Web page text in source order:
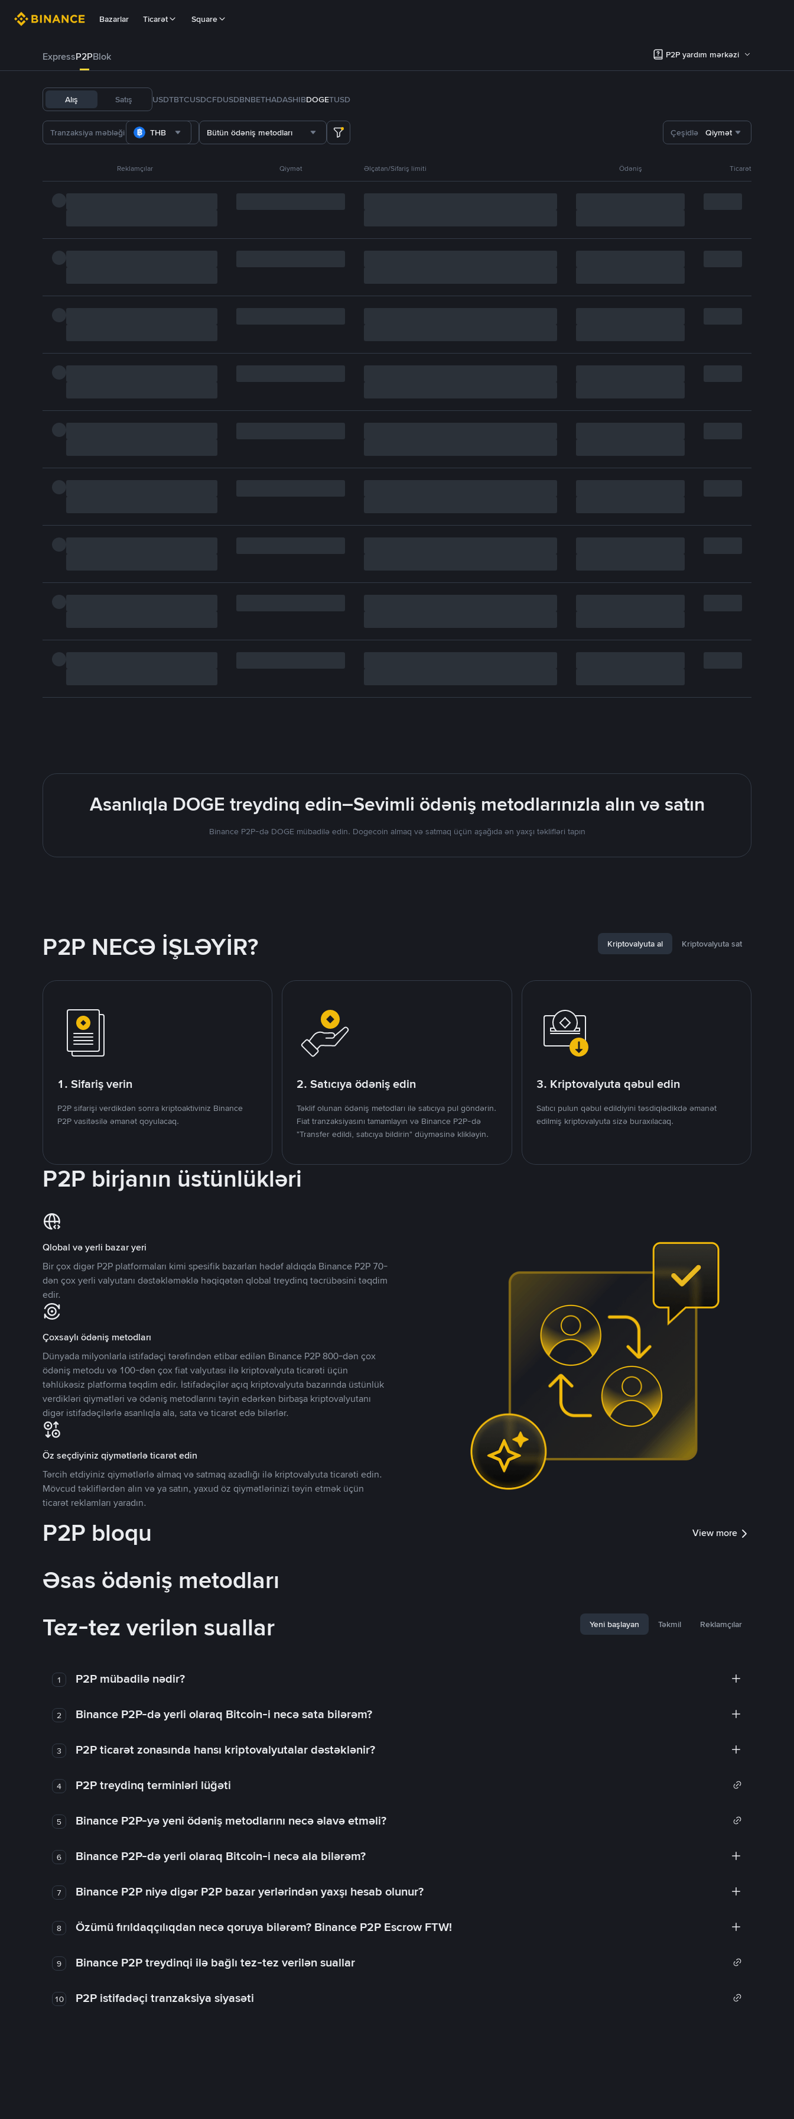
Bazarlar Ticarət Square
ExpressP2PBlok P2P yardım mərkəzi
Alış Satış USDTBTCUSDCFDUSDBNBETHADASHIBDOGETUSD
THB Bütün ödəniş metodları Çeşidlə Qiymət
Reklamçılar Qiymət Əlçatan/Sifariş limiti Ödəniş Ticarət
Asanlıqla DOGE treydinq edin–Sevimli ödəniş metodlarınızla alın və satın
Binance P2P-də DOGE mübadilə edin. Dogecoin almaq və satmaq üçün aşağıda ən yaxşı təklifləri tapın
P2P NECƏ İŞLƏYİR? Kriptovalyuta al Kriptovalyuta sat
1. Sifariş verin
P2P sifarişi verdikdən sonra kriptoaktiviniz Binance
P2P vasitəsilə əmanət qoyulacaq.
2. Satıcıya ödəniş edin
Təklif olunan ödəniş metodları ilə satıcıya pul göndərin.
Fiat tranzaksiyasını tamamlayın və Binance P2P-də
"Transfer edildi, satıcıya bildirin" düyməsinə klikləyin.
3. Kriptovalyuta qəbul edin
Satıcı pulun qəbul edildiyini təsdiqlədikdə əmanət
edilmiş kriptovalyuta sizə buraxılacaq.
P2P birjanın üstünlükləri
Qlobal və yerli bazar yeri
Bir çox digər P2P platformaları kimi spesifik bazarları hədəf aldıqda Binance P2P 70-
dən çox yerli valyutanı dəstəkləməklə həqiqətən qlobal treydinq təcrübəsini təqdim
edir.
Çoxsaylı ödəniş metodları
Dünyada milyonlarla istifadəçi tərəfindən etibar edilən Binance P2P 800-dən çox
ödəniş metodu və 100-dən çox fiat valyutası ilə kriptovalyuta ticarəti üçün
təhlükəsiz platforma təqdim edir. İstifadəçilər açıq kriptovalyuta bazarında üstünlük
verdikləri qiymətləri və ödəniş metodlarını təyin edərkən birbaşa kriptovalyutanı
digər istifadəçilərlə asanlıqla ala, sata və ticarət edə bilərlər.
Öz seçdiyiniz qiymətlərlə ticarət edin
Tərcih etdiyiniz qiymətlərlə almaq və satmaq azadlığı ilə kriptovalyuta ticarəti edin.
Mövcud təkliflərdən alın və ya satın, yaxud öz qiymətlərinizi təyin etmək üçün
ticarət reklamları yaradın.
P2P bloqu View more
Əsas ödəniş metodları
Tez-tez verilən suallar
Yeni başlayan Təkmil Reklamçılar
1 P2P mübadilə nədir?
2 Binance P2P-də yerli olaraq Bitcoin-i necə sata bilərəm?
3 P2P ticarət zonasında hansı kriptovalyutalar dəstəklənir?
4 P2P treydinq terminləri lüğəti
5 Binance P2P-yə yeni ödəniş metodlarını necə əlavə etməli?
6 Binance P2P-də yerli olaraq Bitcoin-i necə ala bilərəm?
7 Binance P2P niyə digər P2P bazar yerlərindən yaxşı hesab olunur?
8 Özümü fırıldaqçılıqdan necə qoruya bilərəm? Binance P2P Escrow FTW!
9 Binance P2P treydinqi ilə bağlı tez-tez verilən suallar
10 P2P istifadəçi tranzaksiya siyasəti